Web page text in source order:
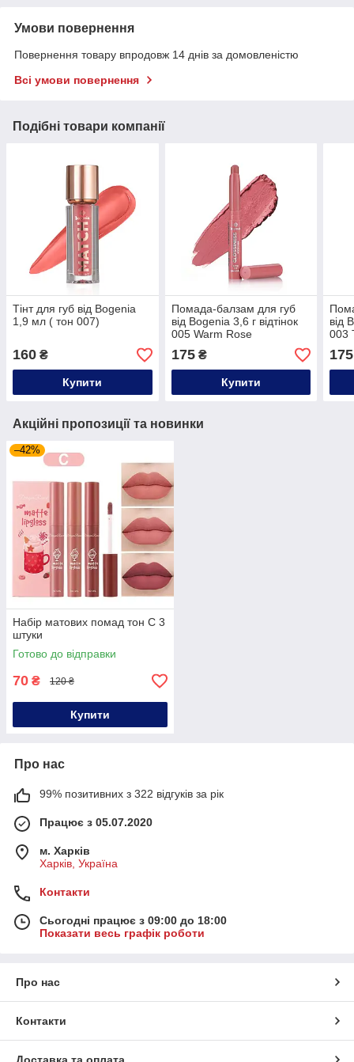
Умови повернення
Повернення товару впродовж 14 днів за домовленістю
Всі умови повернення
Подібні товари компанії
Тінт для губ від Bogenia
1,9 мл ( тон 007)
160 ₴
Купити
Помада-балзам для губ
від Bogenia 3,6 г відтінок
005 Warm Rose
175₴
Купити
від
003
175
Акційні пропозиції та новинки
–42%
Набір матових помад тон С 3
штуки
Готово до відправки
70 ₴ 120 ₴
Купити
Про нас
99% позитивних з 322 відгуків за рік
Працює з 05.07.2020
м. Харків
Харків, Україна
Контакти
Сьогодні працює з 09:00 до 18:00
Показати весь графік роботи
Про нас
Контакти